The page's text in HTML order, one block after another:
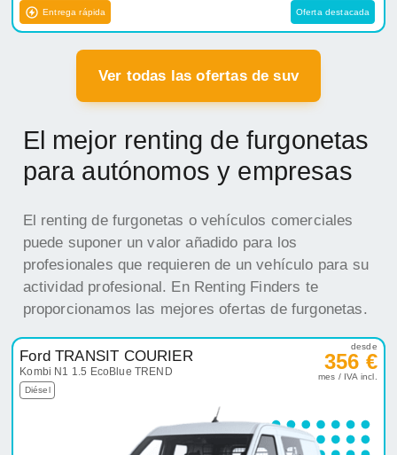
Entrega rápida Oferta destacada
Ver todas las ofertas de suv
El mejor renting de furgonetas
para autónomos y empresas
El renting de furgonetas o vehículos comerciales
puede suponer un valor añadido para los
profesionales que requieren de un vehículo para su
actividad profesional. En Renting Finders te
proporcionamos las mejores ofertas de furgonetas.
Ford TRANSIT COURIER
Kombi N1 1.5 EcoBlue TREND
Diésel
desde
356 €
mes / IVA incl.